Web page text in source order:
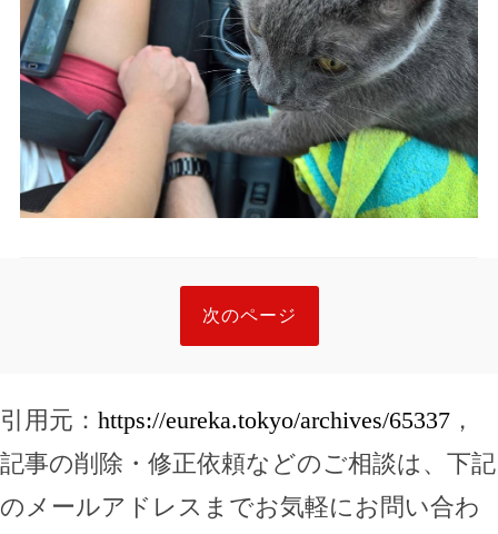
次のページ
引用元： https://eureka.tokyo/archives/65337 ，
記事の削除・修正依頼などのご相談は、下記
のメールアドレスまでお気軽にお問い合わ